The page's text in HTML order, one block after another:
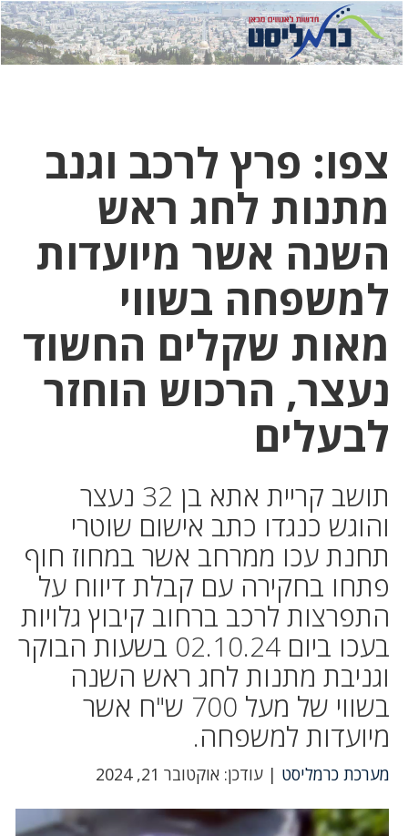
לחץ
כאן
לחץ
כדי
צפו: פרץ לרכב וגנב
מתנות לחג ראש
השנה אשר מיועדות
למשפחה בשווי
מאות שקלים החשוד
נעצר, הרכוש הוחזר
לבעלים
תושב קריית אתא בן 32 נעצר
והוגש כנגדו כתב אישום שוטרי
תחנת עכו ממרחב אשר במחוז חוף
פתחו בחקירה עם קבלת דיווח על
התפרצות לרכב ברחוב קיבוץ גלויות
בעכו ביום 02.10.24 בשעות הבוקר
וגניבת מתנות לחג ראש השנה
בשווי של מעל 700 ש"ח אשר
מיועדות למשפחה.
מערכת כרמליסט | עודכן: אוקטובר 21, 2024